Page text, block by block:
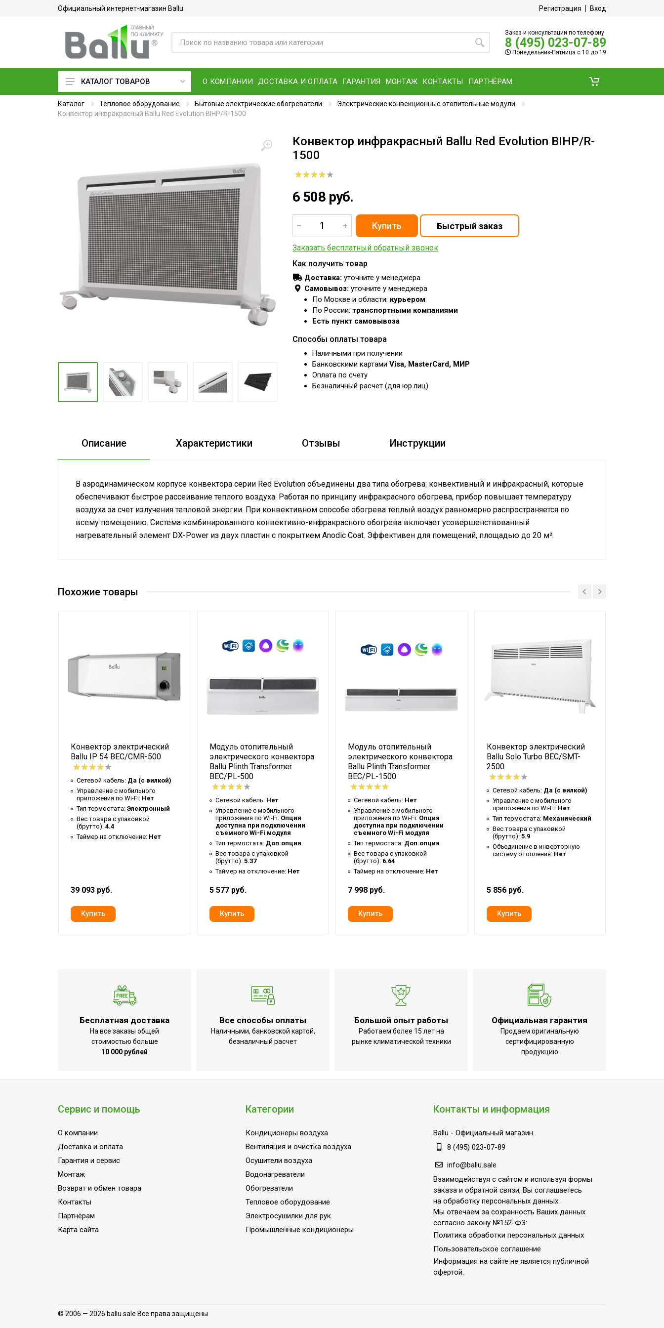
Официальный интернет-магазин Ballu Регистрация Вход
Заказ и консультации по телефону
8 (495) 023-07-89
Понедельник-Пятница с 10 до 19
Кондиционеры воздуха
Обогреватели
Тепловое оборудование
Электросушилки для рук
Промышленные кондиционеры
КАТАЛОГ ТОВАРОВ О КОМПАНИИ ДОСТАВКА И ОПЛАТА ГАРАНТИЯ МОНТАЖ КОНТАКТЫ ПАРТНЁРАМ
Каталог Тепловое оборудование Бытовые электрические обогреватели
Электрические конвекционные отопительные модули
Конвектор инфракрасный Ballu Red Evolution BIHP/R-1500
Конвектор инфракрасный Ballu Red Evolution BIHP/R-
1500
6 508 руб.
Заказать бесплатный обратный звонок
Как получить товар
Доставка: уточните у менеджера
Самовывоз: уточните у менеджера
По Москве и области: курьером
По России: транспортными компаниями
Есть пункт самовывоза
Способы оплаты товара
Наличными при получении
Банковскими картами Visa, MasterCard, МИР
Оплата по счету
Безналичный расчет (для юр.лиц)
Описание Характеристики Отзывы Инструкции
В аэродинамическом корпусе конвектора серии Red Evolution объединены два типа обогрева: конвективный и инфракрасный, которые
обеспечивают быстрое рассеивание теплого воздуха. Работая по принципу инфракрасного обогрева, прибор повышает температуру
воздуха за счет излучения тепловой энергии. При конвективном способе обогрева теплый воздух равномерно распространяется по
всему помещению. Система комбинированного конвективно-инфракрасного обогрева включает усовершенствованный
нагревательный элемент DX-Power из двух пластин с покрытием Anodic Coat. Эффективен для помещений, площадью до 20 м².
Нет
Таймер на отключение
Гарантийный документ
Гарантийный талон
Бренд
Ballu
Макс. потребляемая мощность
1.5
Тип нагревательного элемента
Панельный монолитный нагревательный элемент
Кабель для подключения к системе
отопления
Нет
Гарантийный срок
3 года
Red Evolution
41.3
Возможность использования в ванной
комнате
Блок управления
Встроенный
Аварийное отключение при наклоне или опрокидывании;Гарантия 3 года;Защита от
перегрева;Индикация включения;Механический термостат
Ширина товара
64
Количество режимов нагрева
2
Эффективен для помещ. площадью до
Точность установки температуры
1,0 °С
Индивидуальное программирование
Нет
Вид управления
Механическое
Инверторная технология
Нет
Вес товара (нетто)
4.5
Комплект настенного крепления
Режим проветривания
Нет
Набор крепежных элементов в
Похожие товары
Конвектор электрический
Ballu IP 54 BEC/CMR-500
Сетевой кабель: Да (с вилкой)
Управление c мобильного
приложения по Wi-Fi: Нет
Тип термостата: Электронный
Вес товара с упаковкой
(брутто): 4.4
Таймер на отключение: Нет
39 093 руб.
Модуль отопительный
электрического конвектора
Ballu Plinth Transformer
BEC/PL-500
Сетевой кабель: Нет
Управление c мобильного
приложения по Wi-Fi: Опция
доступна при подключении
съемного Wi-Fi модуля
Тип термостата: Доп.опция
Вес товара с упаковкой
(брутто): 5.37
Таймер на отключение: Нет
5 577 руб.
Модуль отопительный
электрического конвектора
Ballu Plinth Transformer
BEC/PL-1500
Сетевой кабель: Нет
Управление c мобильного
приложения по Wi-Fi: Опция
доступна при подключении
съемного Wi-Fi модуля
Тип термостата: Доп.опция
Вес товара с упаковкой
(брутто): 6.64
Таймер на отключение: Нет
7 998 руб.
Конвектор электрический
Ballu Solo Turbo BEC/SMT-
2500
Сетевой кабель: Да (с вилкой)
Управление c мобильного
приложения по Wi-Fi: Нет
Тип термостата: Механический
Вес товара с упаковкой
(брутто): 5.9
Объединение в инверторную
систему отопления: Нет
5 856 руб.
Бесплатная доставка
На все заказы общей
стоимостью больше
10 000 рублей
Все способы оплаты
Наличными, банковской картой,
безналичный расчет
Большой опыт работы
Работаем более 15 лет на
рынке климатической техники
Официальная гарантия
Продаем оригинальную
сертифицированную
продукцию
Сервис и помощь
О компании
Доставка и оплата
Гарантия и сервис
Монтаж
Возврат и обмен товара
Контакты
Партнёрам
Карта сайта
Категории
Кондиционеры воздуха
Вентиляция и очистка воздуха
Осушители воздуха
Водонагреватели
Обогреватели
Тепловое оборудование
Электросушилки для рук
Промышленные кондиционеры
Контакты и информация
Ballu - Официальный магазин.
8 (495) 023-07-89
info@ballu.sale
Взаимодействуя с сайтом и используя формы
заказа и обратной связи, Вы соглашаетесь
на обработку персональных данных.
Мы отвечаем за сохранность Ваших данных
согласно закону №152-ФЗ:
Политика обработки персональных данных
Пользовательское соглашение
Информация на сайте не является публичной
офертой.
© 2006 — 2026 ballu.sale Все права защищены